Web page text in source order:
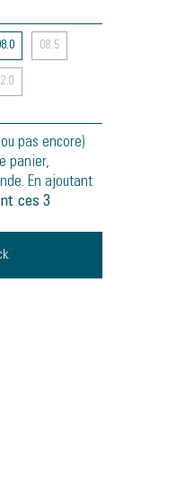
08.5
pas encore)
panier,
En ajoutant
ces 3